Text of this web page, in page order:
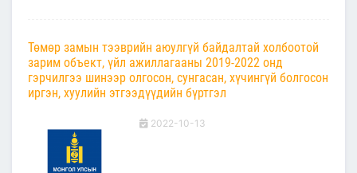
Төмөр замын тээврийн аюулгүй байдалтай холбоотой
зарим объект, үйл ажиллагааны 2019-2022 онд
гэрчилгээ шинээр олгосон, сунгасан, хүчингүй болгосон
иргэн, хуулийн этгээдүүдийн бүртгэл
2022-10-13